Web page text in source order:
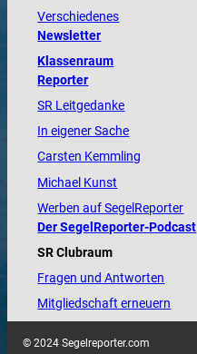
Verschiedenes
Newsletter
Klassenraum
Reporter
SR Leitgedanke
In eigener Sache
Carsten Kemmling
Michael Kunst
Werben auf SegelReporter
Der SegelReporter-Podcast
SR Clubraum
Fragen und Antworten
Mitgliedschaft erneuern
© 2024 Segelreporter.com